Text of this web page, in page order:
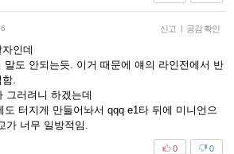
신고 | 공감 확인
인데
말도 안되는듯. 이거 때문에 얘의 라인전에서 반
함.
그러려니 하겠는데
도 터지게 만들어놔서 qqq e1타 뒤에 미니언으
가 너무 일방적임.
0
0